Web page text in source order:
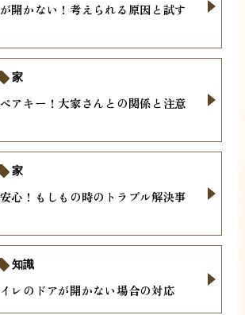
開かない！考えられる原因と試す
アキー！大家さんとの関係と注意
家
心！もしもの時のトラブル解決事
家
レのドアが開かない場合の対応
知識